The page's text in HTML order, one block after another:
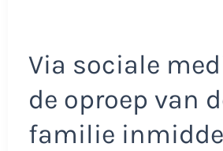
Via sociale
de oproep van
familie